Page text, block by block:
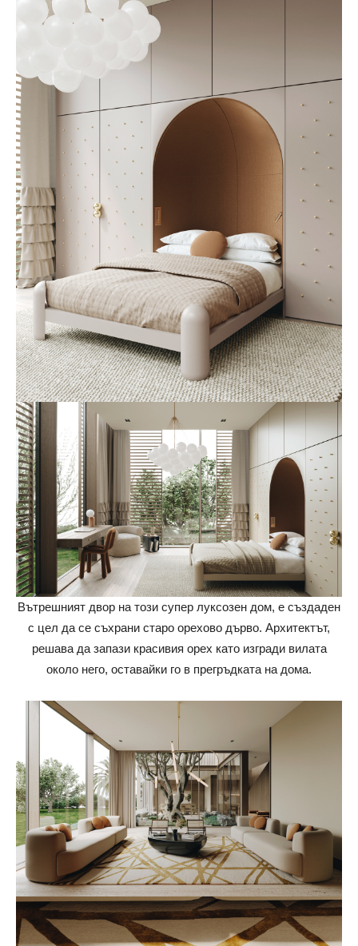
Вътрешният двор на този супер луксозен дом, е създаден
с цел да се съхрани старо орехово дърво. Архитектът,
решава да запази красивия орех като изгради вилата
около него, оставайки го в прегръдката на дома.